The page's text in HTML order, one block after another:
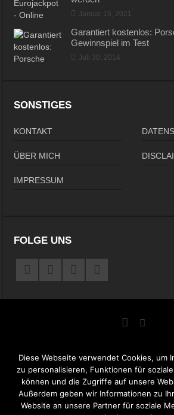
Januar 15, 2021
Gewinnspiel im Test
Juli 30, 2014
Copyright © 2014-2021 von
Diese Webseite verwendet Cookies, um
zu personalisieren, Funktionen für
können und die Zugriffe auf unsere
Außerdem geben wir Informationen zu
Website an unsere Partner für soziale